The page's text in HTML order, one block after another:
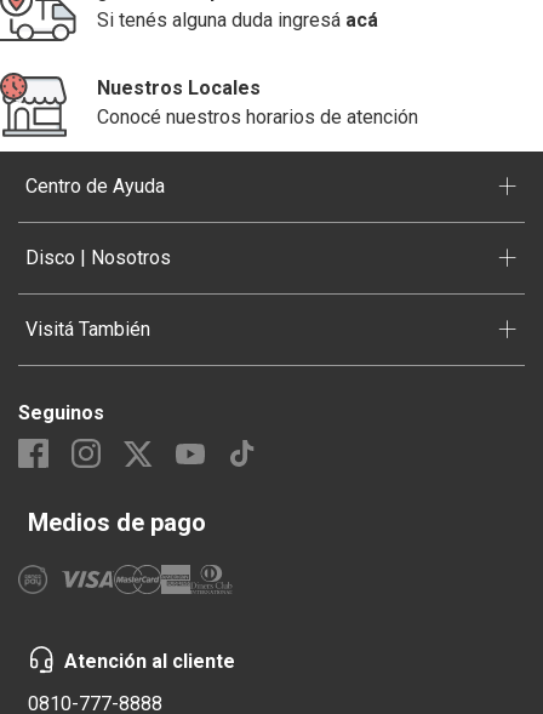
Si tenés alguna duda ingresá acá
Nuestros Locales
Conocé nuestros horarios de atención
Centro de Ayuda +
Disco | Nosotros +
Visitá También +
Seguinos
Medios de pago
Atención al cliente
0810-777-8888